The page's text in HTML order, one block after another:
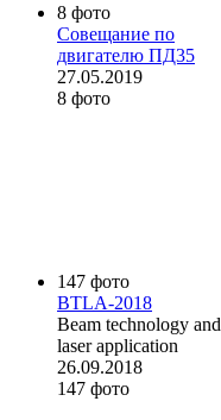
8 фото
Совещание по
двигателю ПД35
27.05.2019
8 фото
147 фото
BTLA-2018
Beam technology and
laser application
26.09.2018
147 фото